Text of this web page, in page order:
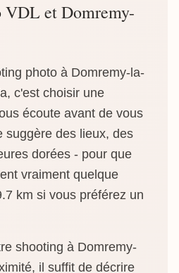
VDL et Domremy-
photo à Domremy-la-
c'est choisir une
écoute avant de vous
suggère des lieux, des
dorées - pour que
vraiment quelque
km si vous préférez un
shooting à Domremy-
il suffit de décrire